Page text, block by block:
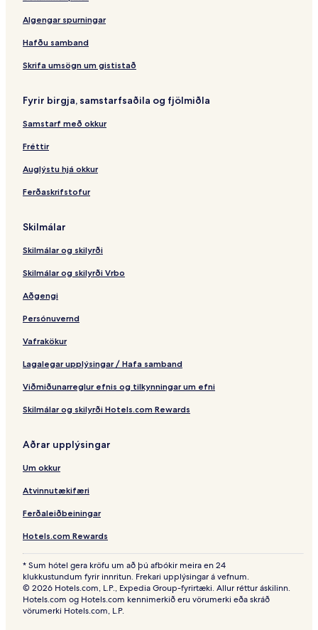
Algengar spurningar
Hafðu samband
Skrifa umsögn um gististað
Fyrir birgja, samstarfsaðila og fjölmiðla
Samstarf með okkur
Fréttir
Auglýstu hjá okkur
Ferðaskrifstofur
Skilmálar
Skilmálar og skilyrði
Skilmálar og skilyrði Vrbo
Aðgengi
Persónuvernd
Vafrakökur
Lagalegar upplýsingar / Hafa samband
Viðmiðunarreglur efnis og tilkynningar um efni
Skilmálar og skilyrði Hotels.com Rewards
Aðrar upplýsingar
Um okkur
Atvinnutækifæri
Ferðaleiðbeiningar
Hotels.com Rewards
* Sum hótel gera kröfu um að þú afbókir meira en 24
klukkustundum fyrir innritun. Frekari upplýsingar á vefnum.
© 2026 Hotels.com, L.P., Expedia Group-fyrirtæki. Allur réttur áskilinn.
Hotels.com og Hotels.com kennimerkið eru vörumerki eða skráð
vörumerki Hotels.com, L.P.